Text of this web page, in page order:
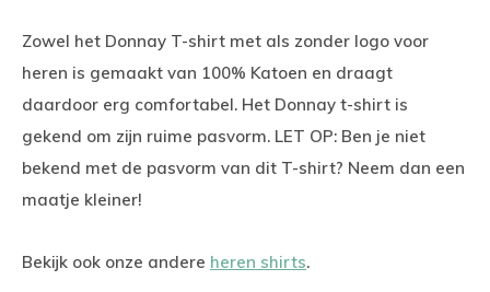
Zowel het Donnay T-shirt met als zonder logo voor
heren is gemaakt van 100% Katoen en draagt
daardoor erg comfortabel. Het Donnay t-shirt is
gekend om zijn ruime pasvorm. LET OP: Ben je niet
bekend met de pasvorm van dit T-shirt? Neem dan een
maatje kleiner!
Bekijk ook onze andere heren shirts.